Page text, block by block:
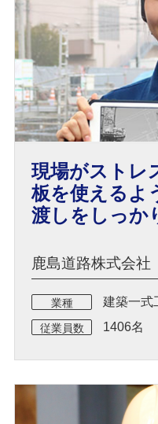
現場がストレ
板を使えるよ
渡しをしっか
鹿島道路株式会社
業種 建築一式
従業員数 1406名